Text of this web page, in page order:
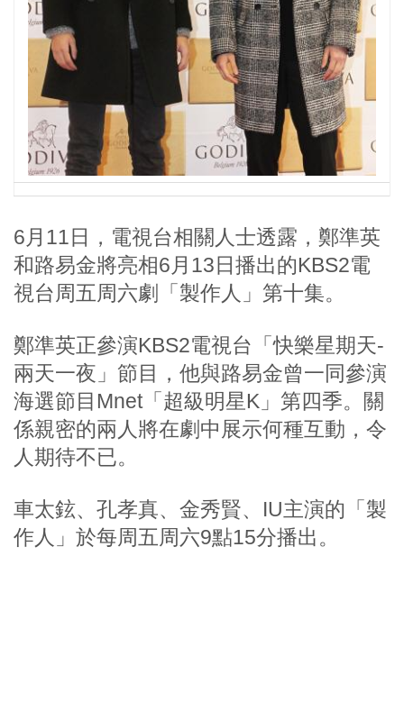
6月11日，電視台相關人士透露，鄭準英
和路易金將亮相6月13日播出的KBS2電
視台周五周六劇「製作人」第十集。
鄭準英正參演KBS2電視台「快樂星期天-
兩天一夜」節目，他與路易金曾一同參演
海選節目Mnet「超級明星K」第四季。關
係親密的兩人將在劇中展示何種互動，令
人期待不已。
車太鉉、孔孝真、金秀賢、IU主演的「製
作人」於每周五周六9點15分播出。